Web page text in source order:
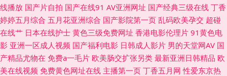
免费网站 成人网站香蕉 九九视频网 青娱乐AV网站 午夜福利13 91福利社红
杏 九九豆花社区 AV岛国论坛 老司机av影视 在线肏屄网 香蕉视频网站 91熊
猫 成人免费观看视频 久草精品在线 日韩肏屄一线天 性爱网日韩av 中文字幕
线播放 国产片自拍 国产在线91 AV亚洲网址 国产经典三级在线 丁香
婷婷五月综合 五月花亚洲综合 国产影院第一页 乱码欧美孕交 超碰
在线艹 日本在线护士 黄色三级免费网址 香港电影伦理片 91黄色电
影 亚洲一区成人视频 国产福利电影 日韩成人影片 男的天堂网AV 国
产精品尤物在 免费a一毛片 欧美肠交扩张另类 最新亚洲日韩精品 欧
美在线视频 免费黄色网址在线 主播第一页 丁香五月网 性爱东京热